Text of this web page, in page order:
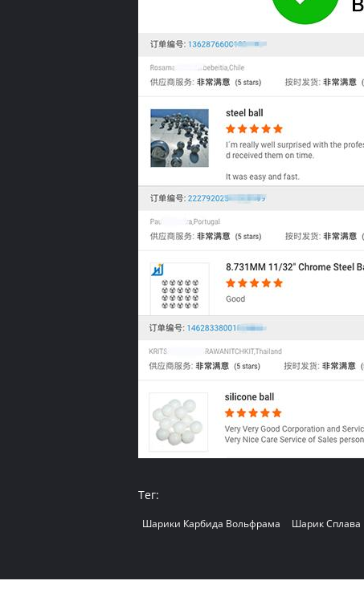
Тег:
Шарики Карбида Вольфрама Шарик